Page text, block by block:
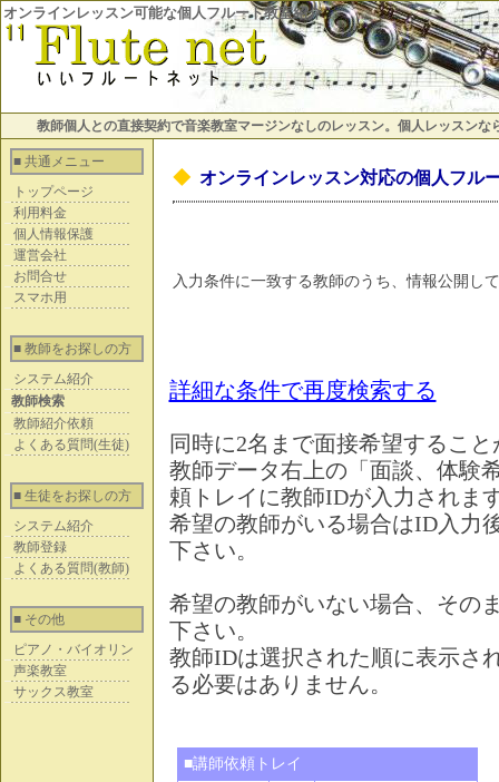
オンラインレッスン可能な個人フルート教室紹介
教師個人との直接契約で音楽教室マージンなしのレッスン。個人レッスン
■ 共通メニュー
トップページ
利用料金
個人情報保護
運営会社
お問合せ
スマホ用
■ 教師をお探しの方
システム紹介
教師検索
教師紹介依頼
よくある質問(生徒)
■ 生徒をお探しの方
システム紹介
教師登録
よくある質問(教師)
■ その他
ピアノ・バイオリン
声楽教室
サックス教室
◆オンラインレッスン対応の個人フル
入力条件に一致する教師のうち、情報公開し
詳細な条件で再度検索する
同時に2名まで面接希望するこ
教師データ右上の「面談、体験
頼トレイに教師IDが入力されま
希望の教師がいる場合はID入力
下さい。
希望の教師がいない場合、その
下さい。
教師IDは選択された順に表示さ
る必要はありません。
■講師依頼トレイ